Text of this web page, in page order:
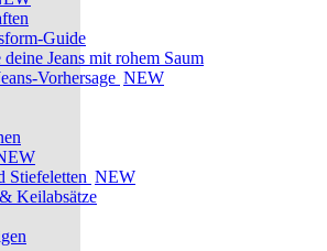
Guide
deine Jeans mit rohem Saum
Vorhersage NEW
Stiefeletten NEW
Keilabsätze